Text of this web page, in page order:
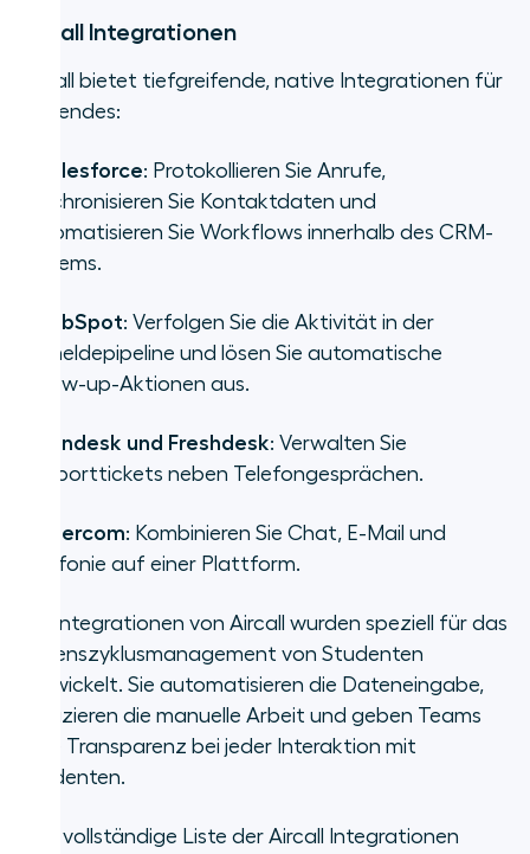
Aircall Integrationen
Aircall bietet tiefgreifende, native Integrationen für
Folgendes:
Salesforce: Protokollieren Sie Anrufe,
synchronisieren Sie Kontaktdaten und
automatisieren Sie Workflows innerhalb des CRM-
Systems.
HubSpot: Verfolgen Sie die Aktivität in der
Anmeldepipeline und lösen Sie automatische
Follow-up-Aktionen aus.
Zendesk und Freshdesk: Verwalten Sie
Supporttickets neben Telefongesprächen.
Intercom: Kombinieren Sie Chat, E-Mail und
Telefonie auf einer Plattform.
Die Integrationen von Aircall wurden speziell für das
Lebenszyklusmanagement von Studenten
entwickelt. Sie automatisieren die Dateneingabe,
reduzieren die manuelle Arbeit und geben Teams
volle Transparenz bei jeder Interaktion mit
Studenten.
Eine vollständige Liste der Aircall Integrationen